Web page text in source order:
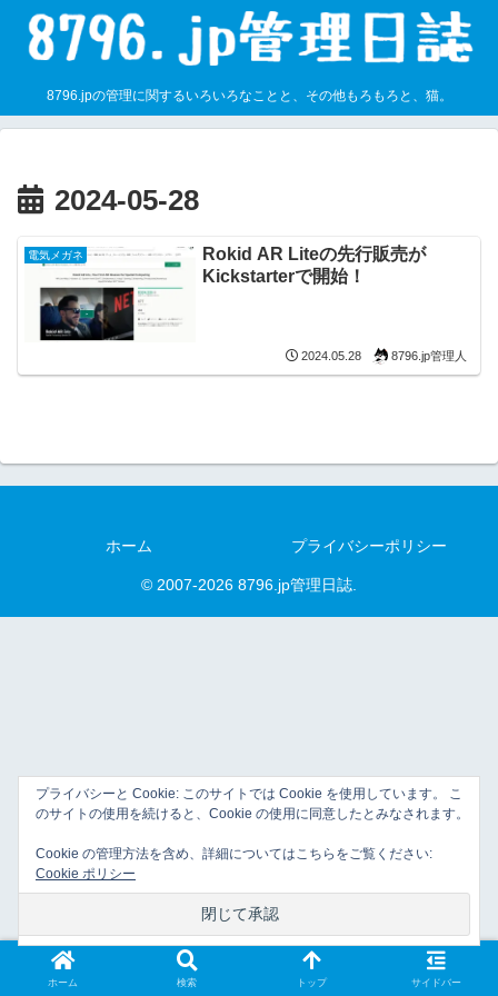
8796.jpの管理に関するいろいろなことと、その他もろもろと、猫。
2024-05-28
電気メガネ
Rokid AR Liteの先行販売が
Kickstarterで開始！
2024.05.28 8796.jp管理人
ホーム プライバシーポリシー
© 2007-2026 8796.jp管理日誌.
ホーム 検索 トップ サイドバー
プライバシーと Cookie: このサイトでは Cookie を使用しています。 こ
のサイトの使用を続けると、Cookie の使用に同意したとみなされます。
Cookie の管理方法を含め、詳細についてはこちらをご覧ください:
Cookie ポリシー